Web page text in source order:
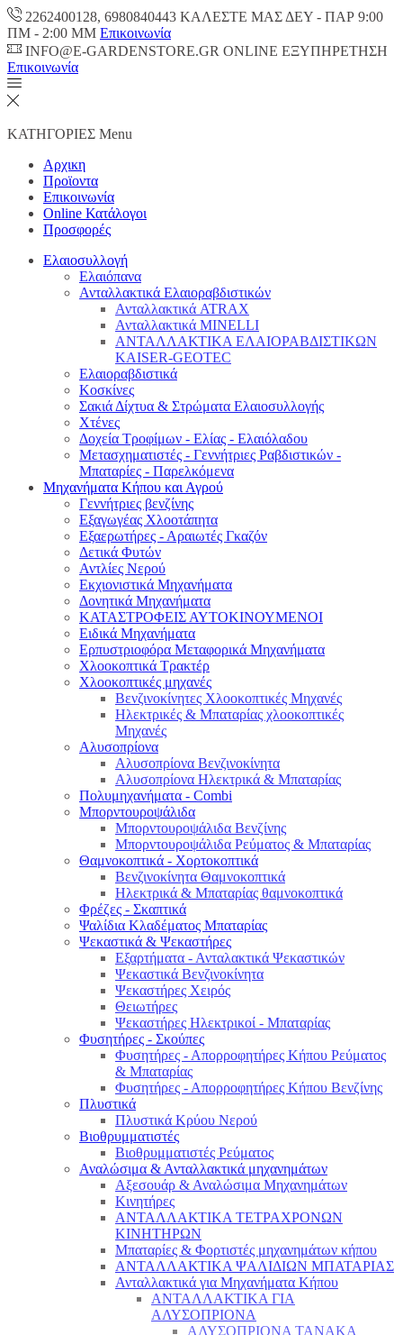
2262400128, 6980840443 ΚΑΛΕΣΤΕ ΜΑΣ ΔΕΥ - ΠΑΡ 9:00
ΠM - 2:00 ΜΜ Επικοινωνία
INFO@E-GARDENSTORE.GR ONLINE ΕΞΥΠΗΡΕΤΗΣH
Επικοινωνία
ΚΑΤΗΓΟΡΙΕΣ Menu
Αρχικη
Προϊοντα
Επικοινωνία
Online Κατάλογοι
Προσφορές
Ελαιοσυλλογή
Ελαιόπανα
Ανταλλακτικά Ελαιοραβδιστικών
Ανταλλακτικά ATRAX
Ανταλλακτικά MINELLI
ΑΝΤΑΛΛΑΚΤΙΚΑ ΕΛΑΙΟΡΑΒΔΙΣΤΙΚΩΝ
KAISER-GEOTEC
Ελαιοραβδιστικά
Κοσκίνες
Σακιά Δίχτυα & Στρώματα Ελαιοσυλλογής
Χτένες
Δοχεία Τροφίμων - Ελίας - Ελαιόλαδου
Μετασχηματιστές - Γεννήτριες Ραβδιστικών -
Μπαταρίες - Παρελκόμενα
Μηχανήματα Κήπου και Αγρού
Γεννήτριες βενζίνης
Εξαγωγέας Χλοοτάπητα
Εξαερωτήρες - Αραιωτές Γκαζόν
Δετικά Φυτών
Αντλίες Νερού
Εκχιονιστικά Μηχανήματα
Δονητικά Μηχανήματα
ΚΑΤΑΣΤΡΟΦΕΙΣ ΑΥΤΟΚΙΝΟΥΜΕΝΟΙ
Ειδικά Μηχανήματα
Eρπυστριοφόρα Μεταφορικά Μηχανήματα
Χλοοκοπτικά Τρακτέρ
Χλοοκοπτικές μηχανές
Βενζινοκίνητες Χλοοκοπτικές Μηχανές
Ηλεκτρικές & Μπαταρίας χλοοκοπτικές
Μηχανές
Αλυσοπρίονα
Αλυσοπρίονα Βενζινοκίνητα
Αλυσοπρίονα Ηλεκτρικά & Μπαταρίας
Πολυμηχανήματα - Combi
Μπορντουροψάλιδα
Μπορντουροψάλιδα Βενζίνης
Μπορντουροψάλιδα Ρεύματος & Μπαταρίας
Θαμνοκοπτικά - Χορτοκοπτικά
Βενζινοκίνητα Θαμνοκοπτικά
Ηλεκτρικά & Μπαταρίας θαμνοκοπτικά
Φρέζες - Σκαπτικά
Ψαλίδια Κλαδέματος Μπαταρίας
Ψεκαστικά & Ψεκαστήρες
Εξαρτήματα - Ανταλακτικά Ψεκαστικών
Ψεκαστικά Βενζινοκίνητα
Ψεκαστήρες Χειρός
Θειωτήρες
Ψεκαστήρες Ηλεκτρικοί - Μπαταρίας
Φυσητήρες - Σκούπες
Φυσητήρες - Απορροφητήρες Κήπου Ρεύματος
& Μπαταρίας
Φυσητήρες - Απορροφητήρες Κήπου Βενζίνης
Πλυστικά
Πλυστικά Κρύου Νερού
Βιοθρυμματιστές
Βιοθρυμματιστές Ρεύματος
Αναλώσιμα & Ανταλλακτικά μηχανημάτων
Αξεσουάρ & Αναλώσιμα Μηχανημάτων
Κινητήρες
ΑΝΤΑΛΛΑΚΤΙΚΑ ΤΕΤΡΑΧΡΟΝΩΝ
ΚΙΝΗΤΗΡΩΝ
Μπαταρίες & Φορτιστές μηχανημάτων κήπου
ΑΝΤΑΛΛΑΚΤΙΚΑ ΨΑΛΙΔΙΩΝ ΜΠΑΤΑΡΙAΣ
Ανταλλακτικά για Μηχανήματα Κήπου
ΑΝΤΑΛΛΑΚΤΙΚΑ ΓΙΑ
ΑΛΥΣΟΠΡΙΟΝΑ
ΑΛΥΣΟΠΡΙΟΝΑ TANAKA